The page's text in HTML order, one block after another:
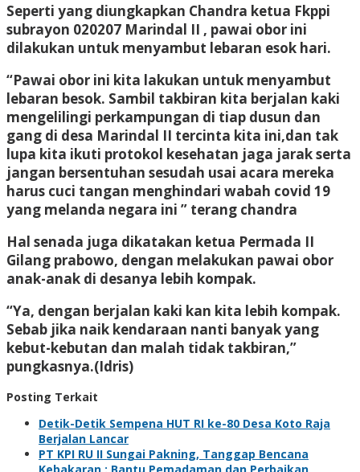
Seperti yang diungkapkan Chandra ketua Fkppi
subrayon 020207 Marindal II , pawai obor ini
dilakukan untuk menyambut lebaran esok hari.
“Pawai obor ini kita lakukan untuk menyambut
lebaran besok. Sambil takbiran kita berjalan kaki
mengelilingi perkampungan di tiap dusun dan
gang di desa Marindal II tercinta kita ini,dan tak
lupa kita ikuti protokol kesehatan jaga jarak serta
jangan bersentuhan sesudah usai acara mereka
harus cuci tangan menghindari wabah covid 19
yang melanda negara ini ” terang chandra
Hal senada juga dikatakan ketua Permada II
Gilang prabowo, dengan melakukan pawai obor
anak-anak di desanya lebih kompak.
“Ya, dengan berjalan kaki kan kita lebih kompak.
Sebab jika naik kendaraan nanti banyak yang
kebut-kebutan dan malah tidak takbiran,”
pungkasnya.(Idris)
Posting Terkait
Detik-Detik Sempena HUT RI ke-80 Desa Koto Raja
Berjalan Lancar
PT KPI RU II Sungai Pakning, Tanggap Bencana